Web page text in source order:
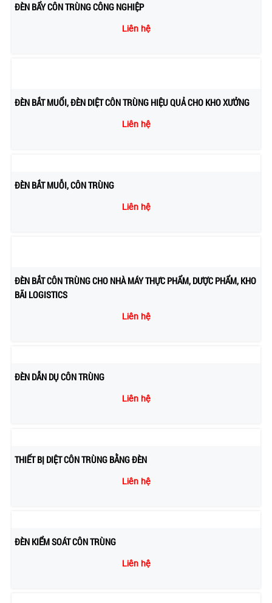
ĐÈN BẨY CÔN TRÙNG CÔNG NGHIỆP
Liên hệ
ĐÈN BẮT MUỔI, ĐÈN DIỆT CÔN TRÙNG HIỆU QUẢ CHO KHO XƯỞNG
Liên hệ
ĐÈN BẮT MUỖI, CÔN TRÙNG
Liên hệ
ĐÈN BẮT CÔN TRÙNG CHO NHÀ MÁY THỰC PHẨM, DƯỢC PHẨM, KHO
BÃI LOGISTICS
Liên hệ
ĐÈN DẪN DỤ CÔN TRÙNG
Liên hệ
THIẾT BỊ DIỆT CÔN TRÙNG BẰNG ĐÈN
Liên hệ
ĐÈN KIỂM SOÁT CÔN TRÙNG
Liên hệ